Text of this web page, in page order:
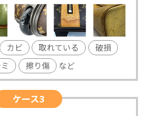
カビ 取れている
破損
擦り傷 など
ケース3